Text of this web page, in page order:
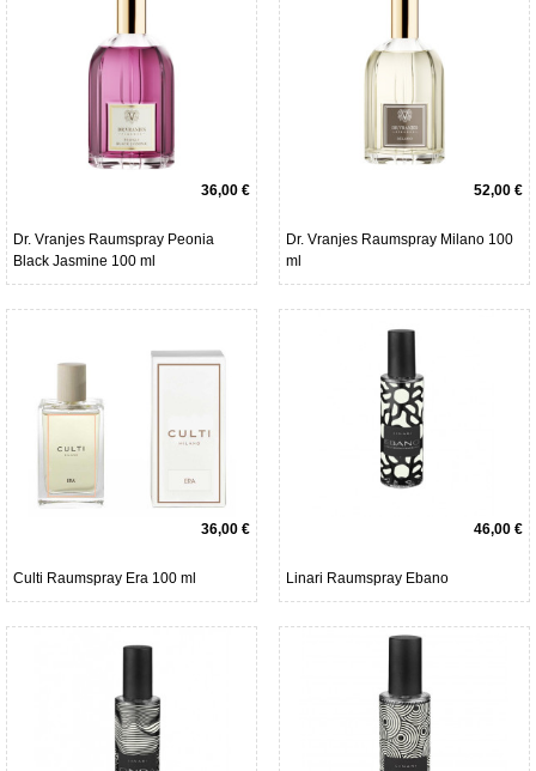
36,00 €
Dr. Vranjes Raumspray Peonia
Black Jasmine 100 ml
52,00 €
Dr. Vranjes Raumspray Milano 100
ml
36,00 €
Culti Raumspray Era 100 ml
46,00 €
Linari Raumspray Ebano